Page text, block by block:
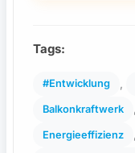
Tags:
#Entwicklung
Balkonkraftwerk
Energieeffizienz